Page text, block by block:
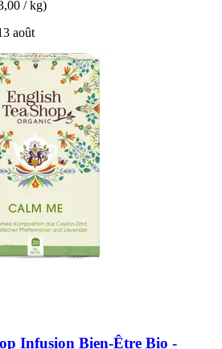
/ kg)
août
Infusion Bien-​Être Bio -​